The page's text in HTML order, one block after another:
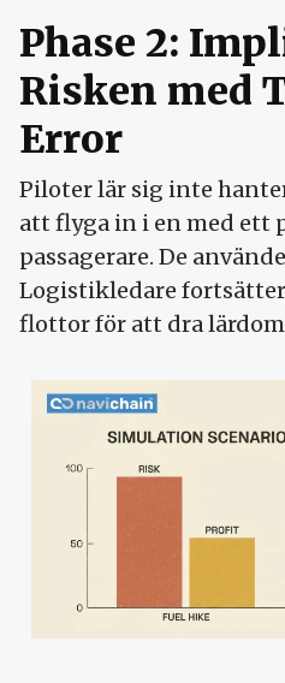
Phase 2:
Risken med
Error
Piloter lär sig inte
att flyga in i en med ett
passagerare. De
Logistikledare
flottor för att dra